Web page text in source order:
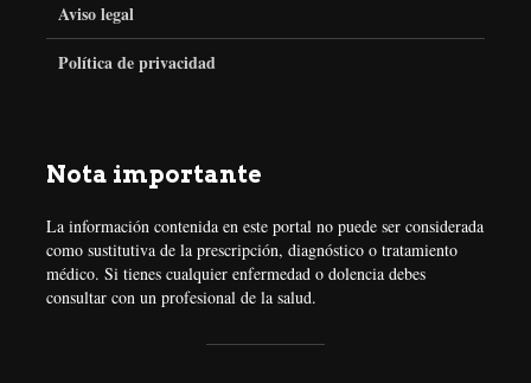
o
Aviso legal
Política de privacidad
Nota importante
La información contenida en este portal no puede ser considerada
como sustitutiva de la prescripción, diagnóstico o tratamiento
médico. Si tienes cualquier enfermedad o dolencia debes
consultar con un profesional de la salud.